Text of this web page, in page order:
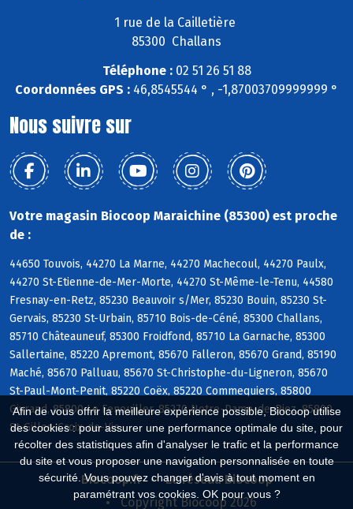
Afin de vous offrir la meilleure expérience possible, Biocoop utilise
des cookies : pour assurer une performance optimale du site, pour
récolter des statistiques afin d'analyser le trafic et la performance
du site et vous proposer une navigation personnalisée en toute
sécurité. Vous pouvez changer d'avis à tout moment en
paramétrant vos cookies. OK pour vous ?
1 rue de la Cailletière
85300 Challans
Téléphone :02 51 26 51 88
Coordonnées GPS : 46,8545544 ° , -1,87003709999999 °
Nous suivre sur
Votre magasin Biocoop Maraichine (85300) est proche
de :
44650 Touvois, 44270 La Marne, 44270 Machecoul, 44270 Paulx,
44270 St-Etienne-de-Mer-Morte, 44270 St-Même-le-Tenu, 44580
Fresnay-en-Retz, 85230 Beauvoir s/Mer, 85230 Bouin, 85230 St-
Gervais, 85230 St-Urbain, 85710 Bois-de-Céné, 85300 Challans,
85710 Châteauneuf, 85300 Froidfond, 85710 La Garnache, 85300
Sallertaine, 85220 Apremont, 85670 Falleron, 85670 Grand, 85190
Maché, 85670 Palluau, 85670 St-Christophe-du-Ligneron, 85670
St-Paul-Mont-Penit, 85220 Coëx, 85220 Commequiers, 85800
Givrand, 85800 Le Fenouiller, 85270 Notre-Dame-de-Riez, 85800
St-Gilles-Croix-de-Vie
Biocoop.fr
Le réseau Biocoop
Copyright Biocoop 2026